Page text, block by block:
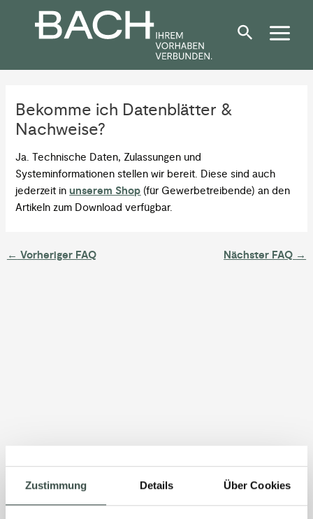
Zustimmung Details Über Cookies
springen
Bekomme ich Datenblätter &
Nachweise?
Ja. Technische Daten, Zulassungen und
Systeminformationen stellen wir bereit. Diese sind auch
jederzeit inunserem Shop (für Gewerbetreibende) an den
Artikeln zum Download verfügbar.
navigation
← Vorheriger FAQ Nächster FAQ →